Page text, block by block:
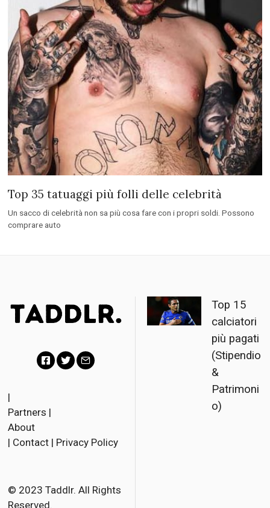
Top 35 tatuaggi più folli delle celebrità
Un sacco di celebrità non sa più cosa fare con i propri soldi. Possono
comprare auto
c
o
k
r
l
|
Partners |
About
| Contact | Privacy Policy
© 2023 Taddlr. All Rights
Reserved.
Top 15
calciatori
più pagati
(Stipendio
&
Patrimoni
o)